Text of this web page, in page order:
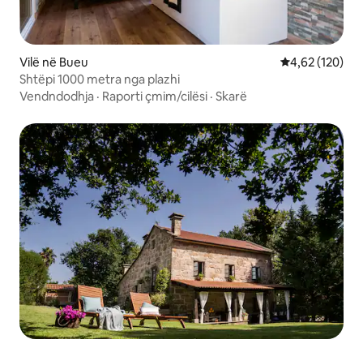
Vilë në Bueu Vlerësimi
4,62 (120)
Shtëpi 1000 metra nga plazhi
Vendndodhja · Raporti çmim/cilësi · Skarë